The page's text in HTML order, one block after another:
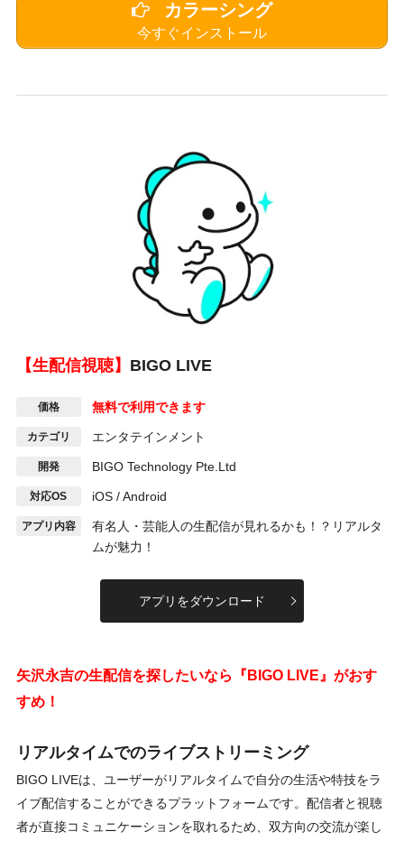
カラーシング
今すぐインストール
【生配信視聴】 BIGO LIVE
価格 無料で利用できます
カテゴリ エンタテインメント
開発 BIGO Technology Pte.Ltd
対応OS iOS / Android
アプリ内容
有名人・芸能人の生配信が見れるかも！？リアルタ
ムが魅力！
アプリをダウンロード
矢沢永吉の生配信を探したいなら『BIGO LIVE』がおす
すめ！
リアルタイムでのライブストリーミング
BIGO LIVEは、ユーザーがリアルタイムで自分の生活や特技をラ
イブ配信することができるプラットフォームです。配信者と視聴
者が直接コミュニケーションを取れるため、双方向の交流が楽し